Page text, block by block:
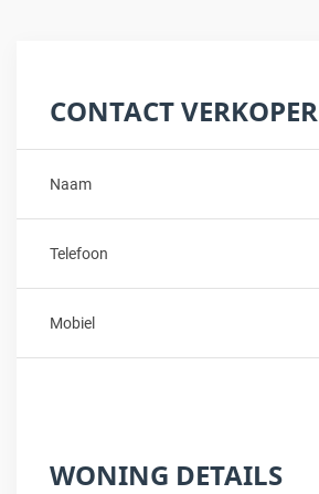
CONTACT VERKOPER
Naam
Telefoon
Mobiel
WONING DETAILS